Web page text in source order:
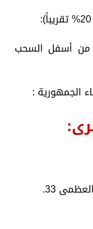
من أسفل السحب
الجمهورية :